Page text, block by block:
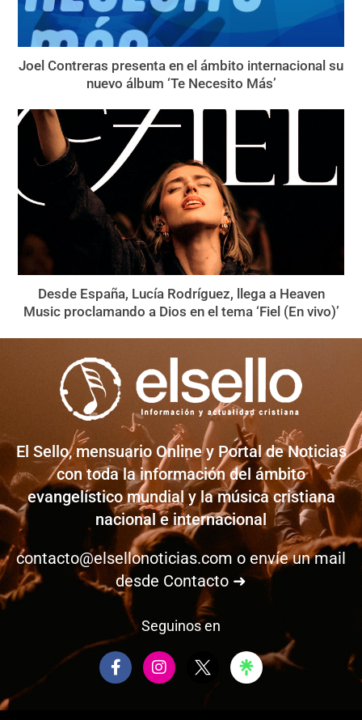
Joel Contreras presenta en el ámbito internacional su
nuevo álbum ‘Te Necesito Más’
Desde España, Lucía Rodríguez, llega a Heaven
Music proclamando a Dios en el tema ‘Fiel (En vivo)’
El Sello, mensuario Online y Portal de Noticias
con toda la información del ámbito
evangelístico mundial y la música cristiana
nacional e internacional
contacto@elsellonoticias.com o envíe un mail
desde Contacto ➜
Seguinos en
F
a
I
n